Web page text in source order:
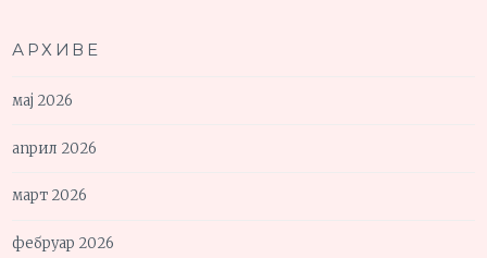
АРХИВЕ
мај 2026
април 2026
март 2026
фебруар 2026